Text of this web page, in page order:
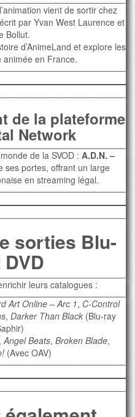
vient de sortir chez
par Yvan West Laurence et
Bollut.
d’AnimeLand et explore les
animée en France.
de la plateforme
Network
de la SVOD : A.D.N. –
ses portes, offrant un large
en streaming légal.
sorties Blu-
leurs catalogues :
Art Online – Arc 1, C-Control
, Darker Than Black(Blu-ray
Angel Beats, Broken Blade,
(Avec OAV)